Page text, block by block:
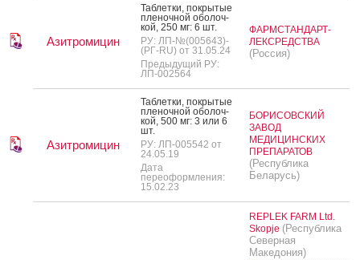
Азитромицин
Таб­летки, пок­ры­тые
пле­ноч­ной обо­лоч­
кой, 250 мг: 6 шт.
РУ: ЛП-№(005643)-
(РГ-RU) от 31.05.24
Предыдущий РУ:
ЛП-002564
ФАРМСТАНДАРТ-
ЛЕКСРЕДСТВА
(Россия)
Азитромицин
Таб­летки, пок­ры­тые
пле­ноч­ной обо­лоч­
кой, 500 мг: 3 или 6
шт.
РУ: ЛП-005542 от
24.05.19
Дата
переоформления:
15.02.23
БОРИСОВСКИЙ
ЗАВОД
МЕДИЦИНСКИХ
ПРЕПАРАТОВ
(Республика
Беларусь)
REPLEK FARM Ltd.
Skopje (Республика
Северная
Македония)